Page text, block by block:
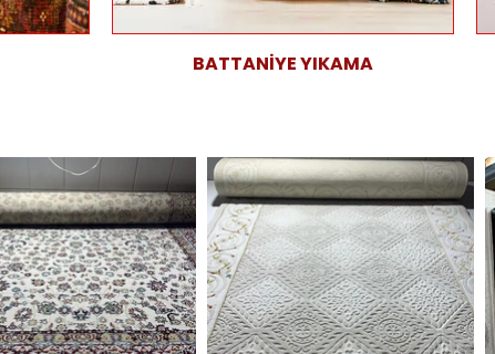
BATTANİYE YIKAMA